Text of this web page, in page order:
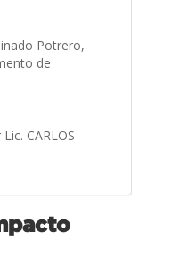
Potrero,
de
CARLOS